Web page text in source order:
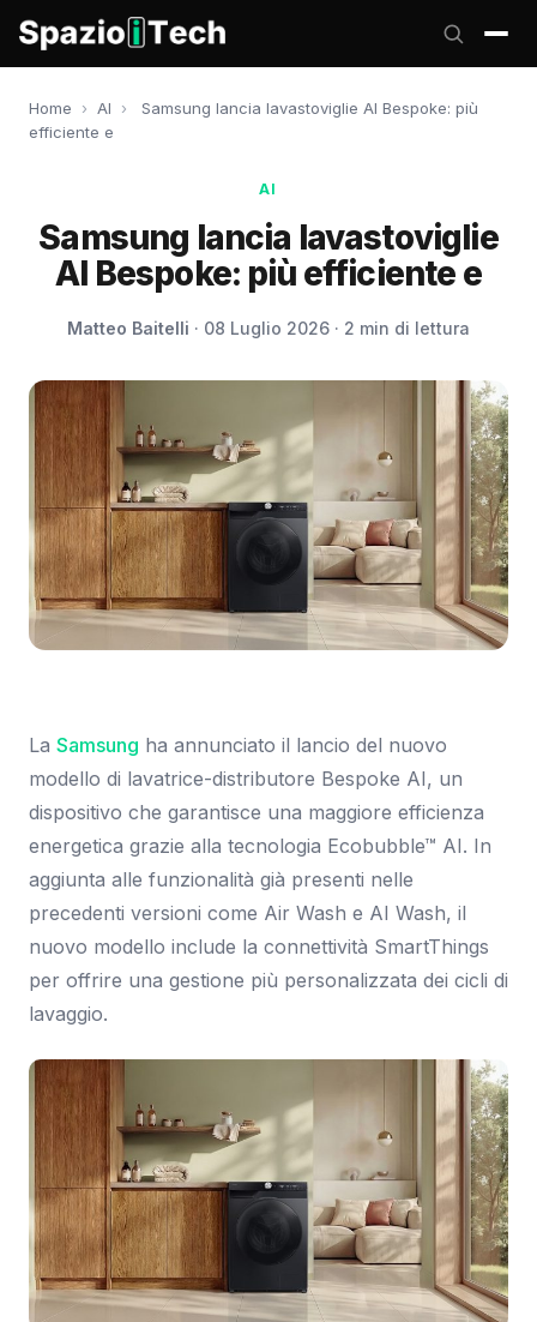
Home › AI ›
Samsung lancia lavastoviglie AI Bespoke: più
efficiente e
AI
Samsung lancia lavastoviglie
AI Bespoke: più efficiente e
Matteo Baitelli · 08 Luglio 2026 · 2 min di lettura
La Samsung ha annunciato il lancio del nuovo
modello di lavatrice-distributore Bespoke AI, un
dispositivo che garantisce una maggiore efficienza
energetica grazie alla tecnologia Ecobubble™ AI. In
aggiunta alle funzionalità già presenti nelle
precedenti versioni come Air Wash e AI Wash, il
nuovo modello include la connettività SmartThings
per offrire una gestione più personalizzata dei cicli di
lavaggio.